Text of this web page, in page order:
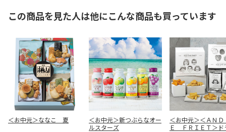
この商品を見た人は他にこんな商品も買っています
＜お中元＞ななこ 夏
＜お中元＞新つぶらなオー
ルスターズ
＜お中元＞＜ＡＮ
Ｅ ＦＲＩＥＴ＞ド